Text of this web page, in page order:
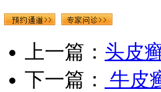
上一篇： 头皮
下一篇：
牛皮